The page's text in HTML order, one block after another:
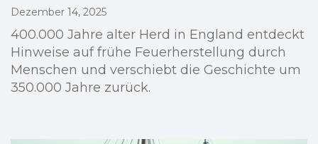
Dezember 14, 2025
400.000 Jahre alter Herd in England entdeckt
Hinweise auf frühe Feuerherstellung durch
Menschen und verschiebt die Geschichte um
350.000 Jahre zurück.